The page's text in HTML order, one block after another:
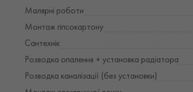
Малярні роботи
Монтаж гіпсокартону
Сантехнік
Розводка опалення + установка радіатора
Розводка каналізації (без установки)